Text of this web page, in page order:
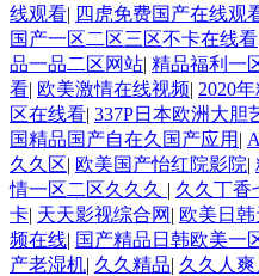
线观看| 四虎免费国产在线观
国产一区二区三区不卡在线看
品一品二区网站| 精品福利一
看| 欧美激情在线视频| 2020
区在线看| 337P日本欧洲大胆
国精品国产自在久国产应用 |
久久区| 欧美国产怡红院影院|
情一区二区久久久 | 久久丁香
卡| 天天影视综合网 | 欧美日
频在线| 国产精品日韩欧美一
产老湿机| 久久精品| 久久人